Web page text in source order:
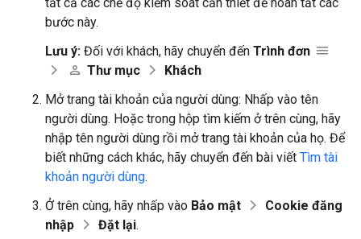
bước này.
Lưu ý: Đối với khách, hãy chuyển đến Trình đơn
Thư mục
Khách
Mở trang tài khoản của người dùng: Nhấp vào tên
người dùng. Hoặc trong hộp tìm kiếm ở trên cùng, hãy
nhập tên người dùng rồi mở trang tài khoản của họ. Để
biết những cách khác, hãy chuyển đến bài viết Tìm tài
khoản người dùng.
Ở trên cùng, hãy nhấp vào Bảo mật
Cookie đăng
nhập
Đặt lại.